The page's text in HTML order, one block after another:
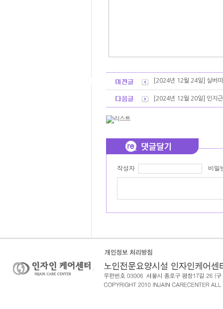
[2024년 12월 24일] 실버
[2024년 12월 20일] 인지
작성자 비밀